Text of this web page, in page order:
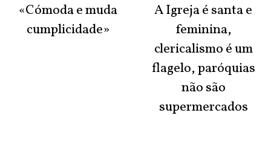
«Cómoda e muda
cumplicidade»
A Igreja é santa e
feminina,
clericalismo é um
flagelo, paróquias
não são
supermercados